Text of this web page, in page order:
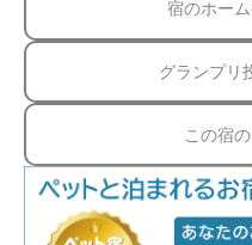
宿のホー
グランプリ
この宿